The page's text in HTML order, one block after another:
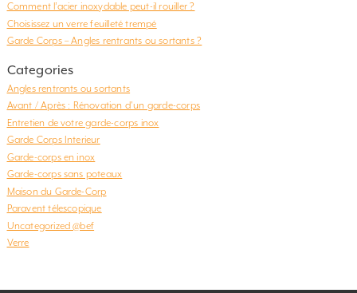
Comment l’acier inoxydable peut-il rouiller ?
Choisissez un verre feuilleté trempé
Garde Corps – Angles rentrants ou sortants ?
Categories
Angles rentrants ou sortants
Avant / Après : Rénovation d'un garde-corps
Entretien de votre garde-corps inox
Garde Corps Interieur
Garde-corps en inox
Garde-corps sans poteaux
Maison du Garde-Corp
Paravent télescopique
Uncategorized @bef
Verre